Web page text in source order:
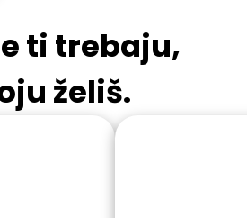
ti trebaju,
želiš.